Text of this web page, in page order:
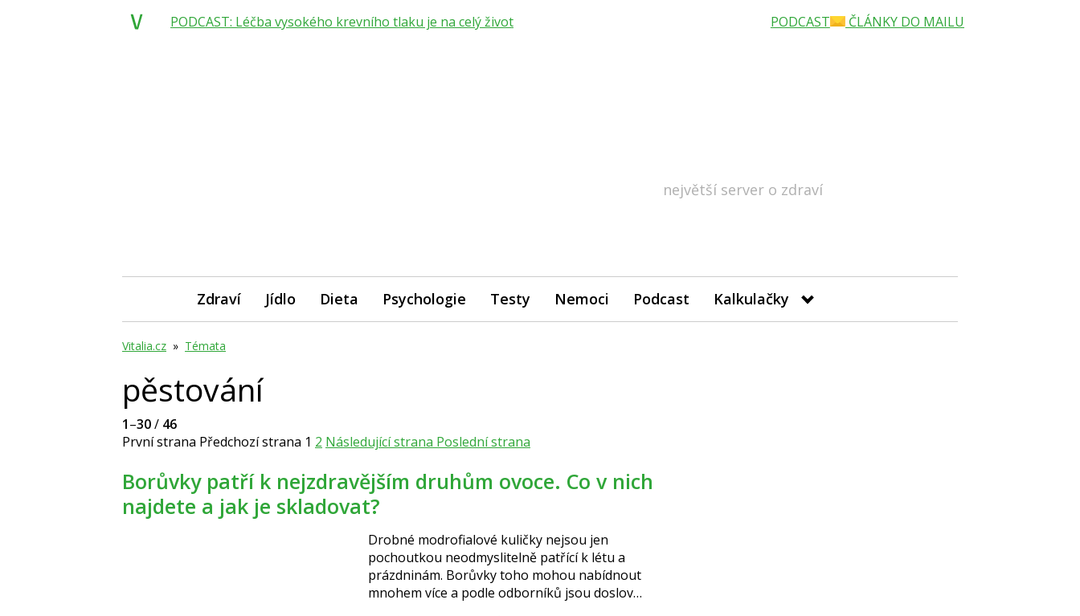
největší server o zdraví
Zdraví Jídlo Dieta Psychologie Testy Nemoci Podcast Kalkulačky
Vitalia.cz » Témata
pěstování
1–30/ 46
První strana Předchozí strana 1 2 Následující strana Poslední strana
Borůvky patří k nejzdravějším druhům ovoce. Co v nich
najdete a jak je skladovat?
Drobné modrofialové kuličky nejsou jen
pochoutkou neodmyslitelně patřící k létu a
prázdninám. Borůvky toho mohou nabídnout
mnohem více a podle odborníků jsou doslova
PODCAST: Léčba vysokého krevního tlaku je na celý život PODCAST ČLÁNKY DO MAILU